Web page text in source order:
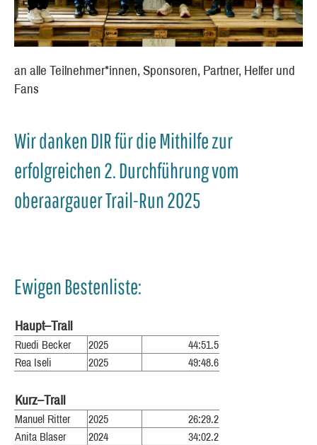
an alle Teilnehmer*innen, Sponsoren, Partner, Helfer und
Fans
Wir danken DIR für die Mithilfe zur
erfolgreichen 2. Durchführung vom
oberaargauer Trail-Run 2025
Ewigen Bestenliste:
Haupt–Trail
Ruedi Becker 2025
44:51.5
Rea Iseli
2025 49:48.6
Kurz–Trail
Manuel Ritter 2025
26:29.2
Anita Blaser
2024 34:02.2